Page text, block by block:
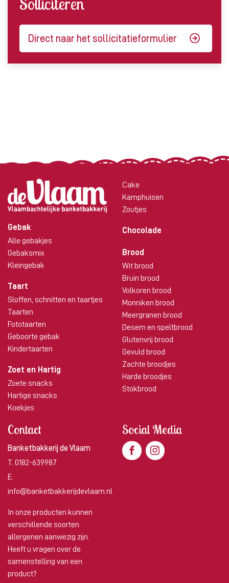
Direct naar het sollicitatieformulier
Gebak
Alle gebakjes
Gebaksmix
Kleingebak
Taart
Sloffen, schnitten en taartjes
Taarten
Fototaarten
Geboorte gebak
Kindertaarten
Zoet en Hartig
Zoete snacks
Hartige snacks
Koekjes
Cake
Kamphuisen
Zoutjes
Chocolade
Brood
Wit brood
Bruin brood
Volkoren brood
Monniken brood
Meergranen brood
Desem en speltbrood
Glutenvrij brood
Gevuld brood
Zachte broodjes
Harde broodjes
Stokbrood
Contact
Banketbakkerij de Vlaam
T. 0182-639987
E.
info@banketbakkerijdevlaam.nl
In onze producten kunnen
verschillende soorten
allergenen aanwezig zijn.
Heeft u vragen over de
samenstelling van een
product?
Social Media